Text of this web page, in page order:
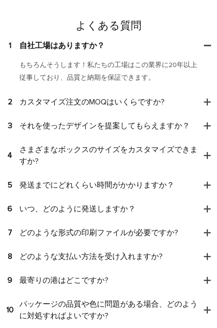
よくある質問
1 自社工場はありますか？
もちろんそうします！私たちの工場はこの業界に20年以上
従事しており、品質と納期を保証できます。
2 カスタマイズ注文のMOQはいくらですか?
3 それを使ったデザインを提案してもらえますか？
4
さまざまなボックスのサイズをカスタマイズできま
すか?
5 発送までにどれくらい時間がかかりますか？
6 いつ、どのように発送しますか？
7 どのような形式の印刷ファイルが必要ですか?
8 どのような支払い方法を受け入れますか?
9 最寄りの港はどこですか?
10
パッケージの品質や色に問題がある場合、どのよう
に対処すればよいですか?